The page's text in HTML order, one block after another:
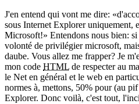
J'en entend qui vont me dire:
sous Internet Explorer uniquement,
Microsoft!
Entendons nous bien:
volonté de privilégier microsoft,
daube. Vous allez me frapper? Je
mon code HTML de respecter au
le Net en général et le web en
normes à, mettons, 50% pour (au
Explorer. Donc voilà, c'est tout,